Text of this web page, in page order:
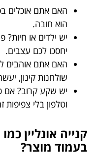
האם אתם אוכלים
הוא חובה.
יש ילדים או חיות?
יחסכו לכם עצבים.
האם אתם אוהבים
שולחנות קינון,
יש שקע קרוב? אם
וטלפון בלי צפיפות
קנייה אונליין
בעמוד מוצר?